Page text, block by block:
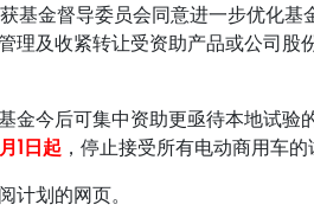
基金督导委员会同意进一步优化基
及收紧转让受资助产品或公司股
金今后可集中资助更亟待本地试验
1日起 ，停止接受所有电动商用车的
计划的网页。